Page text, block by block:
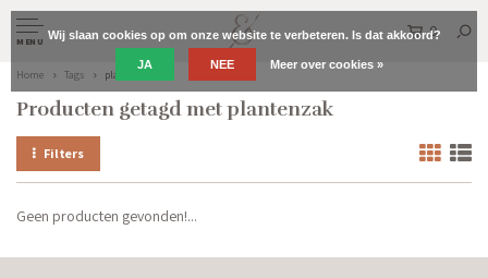
MENU
0
Home Tags plantenzak
Producten getagd met plantenzak
Filters
Geen producten gevonden!...
Wij slaan cookies op om onze website te verbeteren. Is dat akkoord?
JA NEE Meer over cookies »